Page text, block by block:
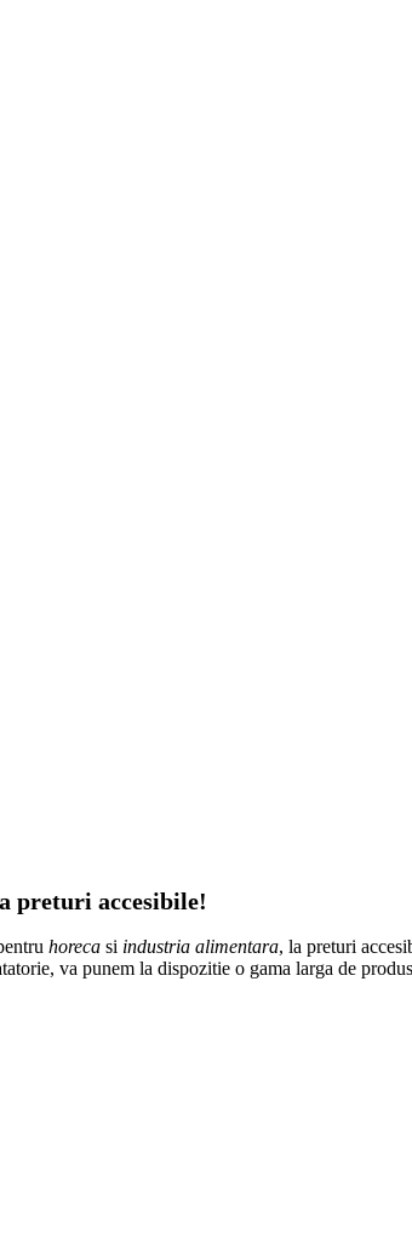
preturi accesibile!
horeca si industria alimentara, la preturi
va punem la dispozitie o gama larga de